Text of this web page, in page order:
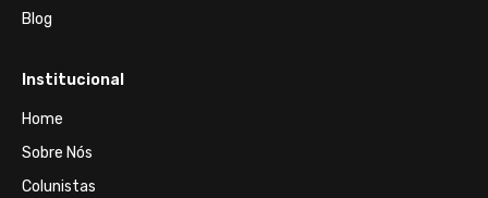
Blog
Institucional
Home
Sobre Nós
Colunistas